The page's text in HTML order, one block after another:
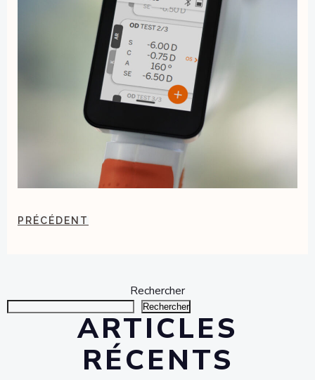
POST
PRÉCÉDENT
Rechercher
Rechercher
ARTICLES
RÉCENTS